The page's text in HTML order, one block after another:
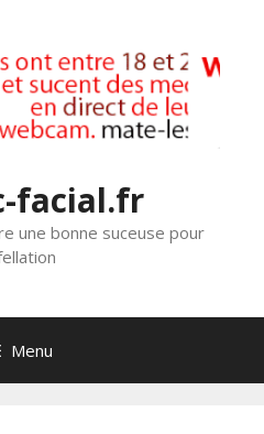
facial.fr
une bonne suceuse pour
Menu